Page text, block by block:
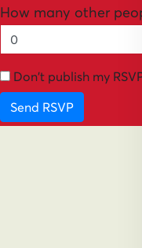
How many other
Don't publish my